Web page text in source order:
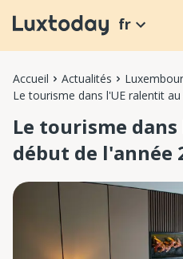
fr
Accueil Actualités
Le tourisme dans l'UE ralentit
Le tourisme
début de l'année